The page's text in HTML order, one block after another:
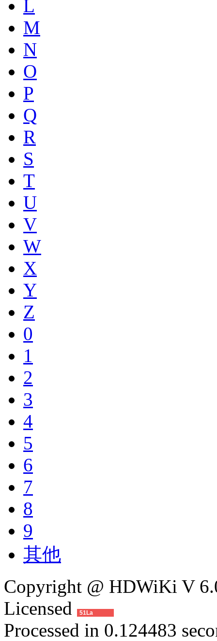
L
M
N
O
P
Q
R
S
T
U
V
W
X
Y
Z
0
1
2
3
4
5
6
7
8
9
其他
Copyright @ HDWiKi V
Licensed
51La
Processed in 0.124483